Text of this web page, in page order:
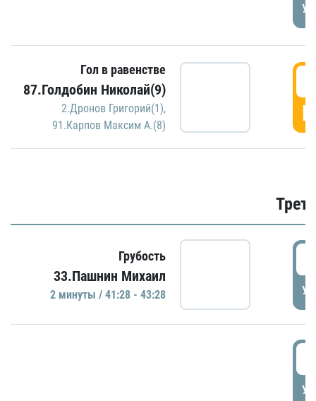
Гол в равенстве
87.Голдобин Николай(9)
2.Дронов Григорий(1),
91.Карпов Максим А.(8)
Грубость
33.Пашнин Михаил
2 минуты / 41:28 - 43:28